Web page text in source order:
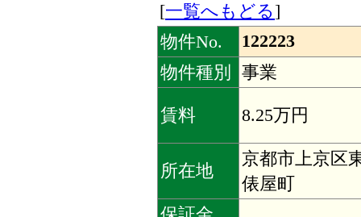
[一覧へもどる]
物件No.
122223
物件種別
事業
賃料 8.25万円
所在地
京都市上京区
俵屋町